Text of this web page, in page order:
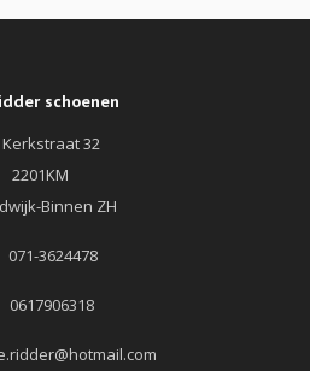
schoenen
Kerkstraat 32
2201KM
Binnen ZH
071-3624478
0617906318